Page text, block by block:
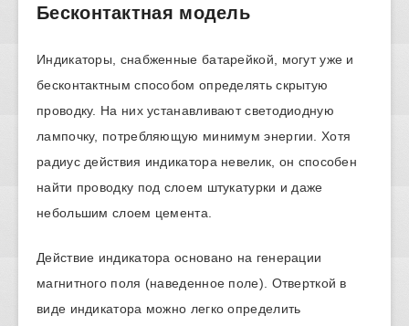
Бесконтактная модель
Индикаторы, снабженные батарейкой, могут уже и
бесконтактным способом определять скрытую
проводку. На них устанавливают светодиодную
лампочку, потребляющую минимум энергии. Хотя
радиус действия индикатора невелик, он способен
найти проводку под слоем штукатурки и даже
небольшим слоем цемента.
Действие индикатора основано на генерации
магнитного поля (наведенное поле). Отверткой в
виде индикатора можно легко определить